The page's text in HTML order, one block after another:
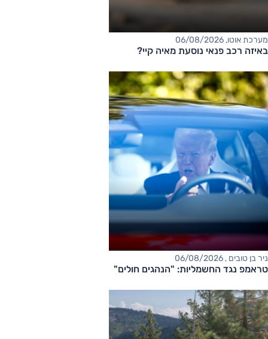
מערכת אוטו, 06/08/2026
באיזה רכב פנאי נוסעת מאיה קיי?
ניר בן טובים , 06/08/2026
טראמפ נגד החשמליות: "הנהגים חולים"